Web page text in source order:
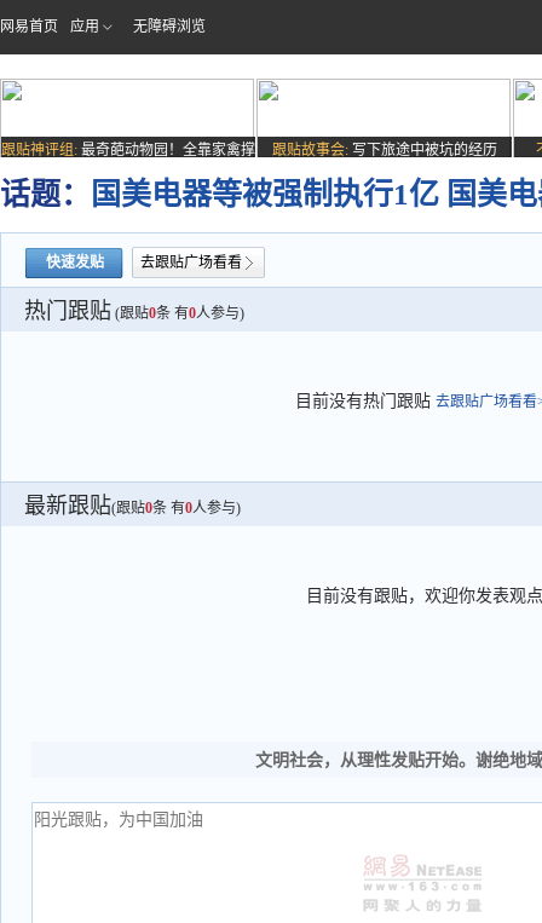
网易首页 应用 无障碍浏览
跟贴神评组: 最奇葩动物园！全靠家禽撑
场子
跟贴故事会: 写下旅途中被坑的经历
话题： 国美电器等被强制执行1亿 国美
快速发贴 去跟贴广场看看
热门跟贴 (跟贴0条 有0人参与)
目前没有热门跟贴 去跟贴广场看看
最新跟贴(跟贴0条 有0人参与)
目前没有跟贴，欢迎你发表观点
文明社会，从理性发贴开始。谢绝地